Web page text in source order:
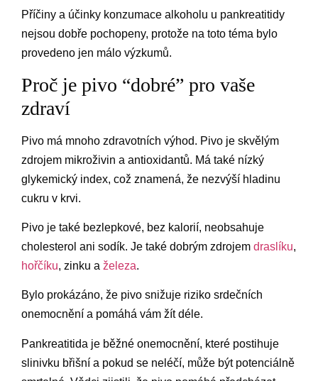
Příčiny a účinky konzumace alkoholu u pankreatitidy
nejsou dobře pochopeny, protože na toto téma bylo
provedeno jen málo výzkumů.
Proč je pivo “dobré” pro vaše
zdraví
Pivo má mnoho zdravotních výhod. Pivo je skvělým
zdrojem mikroživin a antioxidantů. Má také nízký
glykemický index, což znamená, že nezvýší hladinu
cukru v krvi.
Pivo je také bezlepkové, bez kalorií, neobsahuje
cholesterol ani sodík. Je také dobrým zdrojem draslíku,
hořčíku, zinku a železa.
Bylo prokázáno, že pivo snižuje riziko srdečních
onemocnění a pomáhá vám žít déle.
Pankreatitida je běžné onemocnění, které postihuje
slinivku břišní a pokud se neléčí, může být potenciálně